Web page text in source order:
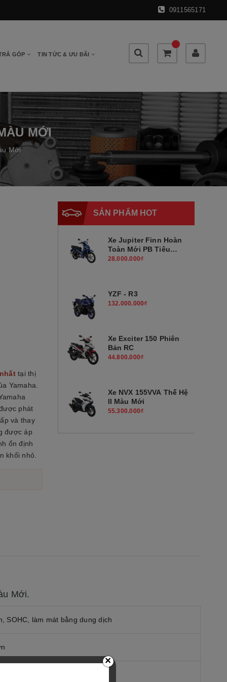
0911565171
GÓP TIN TỨC & ƯU ĐÃI
MỚI
Mới
tại thị
Yamaha.
phát
và thay
được áp
ổn định
khối nhỏ.
SẢN PHẨM HOT
Xe Jupiter Finn Hoàn
Toàn Mới PB Tiêu
Chuẩn
28.000.000₫
YZF - R3
132.000.000₫
Xe Exciter 150 Phiên
Bản RC
44.800.000₫
Xe NVX 155VVA Thế Hệ
II Màu Mới
55.300.000₫
Mới.
SOHC, làm mát bằng dung dịch
×